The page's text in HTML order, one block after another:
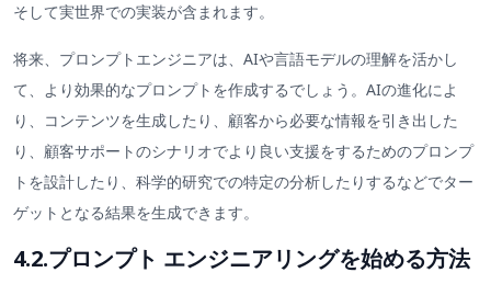
そして実世界での実装が含まれます。
将来、プロンプトエンジニアは、AIや言語モデルの理解を活かし
て、より効果的なプロンプトを作成するでしょう。AIの進化によ
り、コンテンツを生成したり、顧客から必要な情報を引き出した
り、顧客サポートのシナリオでより良い支援をするためのプロンプ
トを設計したり、科学的研究での特定の分析したりするなどでター
ゲットとなる結果を生成できます。
4.2.プロンプト エンジニアリングを始める方法